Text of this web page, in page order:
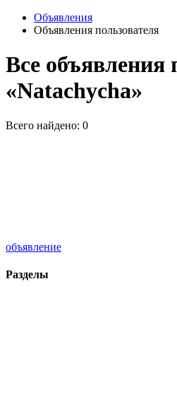
Объявления
Объявления пользователя
Все объявления
«Natachycha»
Всего найдено: 0
объявление
Разделы